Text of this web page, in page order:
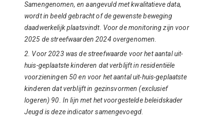
Samengenomen, en aangevuld met kwalitatieve data,
wordt in beeld gebracht of de gewenste beweging
daadwerkelijk plaatsvindt. Voor de monitoring zijn voor
2025 de streefwaarden 2024 overgenomen.
2. Voor 2023 was de streefwaarde voor het aantal uit-
huis-geplaatste kinderen dat verblijft in residentiële
voorzieningen 50 en voor het aantal uit-huis-geplaatste
kinderen dat verblijft in gezinsvormen (exclusief
logeren) 90. In lijn met het voorgestelde beleidskader
Jeugd is deze indicator samengevoegd.